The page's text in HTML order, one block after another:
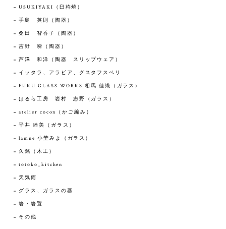
USUKIYAKI（臼杵焼）
手島 英則（陶器）
桑田 智香子（陶器）
吉野 瞬（陶器）
芦澤 和洋（陶器 スリップウェア）
イッタラ、アラビア、グスタフスベリ
FUKU GLASS WORKS 相馬 佳織（ガラス）
はるら工房 岩村 志野（ガラス）
atelier cocon（かご編み）
平井 睦美（ガラス）
lamne 小埜みよ（ガラス）
久銘（木工）
totoko_kitchen
天気雨
グラス、ガラスの器
箸・箸置
その他